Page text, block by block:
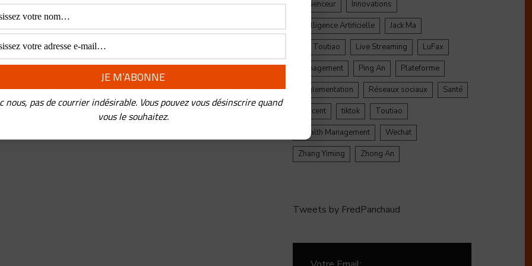
Influenceur
Innovations
Intelligence Artificielle
Jack Ma
Jinri Toutiao
Live Streaming
LuFax
Management
Ping An
Plateforme
Réglementation
Réseaux sociaux
Santé
Tencent
tiktok
Toutiao
Wealth Management
Wechat
Zhang Yiming
Zhong An
Tweets by FredPanchaud
nous, pas de courrier indésirable. Vous pouvez vous désinscrire quand
vous le souhaitez.